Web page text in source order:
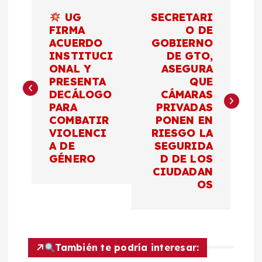
e
ó
UG
FIRMA
ACUERDO
INSTITUCI
ONAL Y
PRESENTA
DECÁLOGO
PARA
COMBATIR
VIOLENCI
A DE
GÉNERO
SECRETARI
O DE
GOBIERNO
DE GTO,
ASEGURA
QUE
CÁMARAS
PRIVADAS
PONEN EN
RIESGO LA
SEGURIDA
D DE LOS
CIUDADAN
OS
También te podría interesar: